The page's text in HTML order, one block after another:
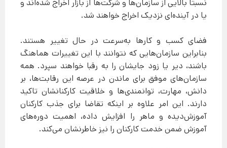
نسبتا بالایی از سازمان‌ها و شرکت‌ها از بازار اخراج شده‌اند و
یا در آینده‌ای نزدیک اخراج خواهند شد.
فضای کسب و کارها به‌سرعت در حال تغییر هستند.
بنابراین سازمان‌هایی که نتوانند با این تغییرات هماهنگ
باشند، دیر یا زود جایشان را به رقبا خواهند سپرد. همه
سازمان‌های موفق برای ماندن در عرصه این رقابت‌ها، بر
دانش، مهارت، توانمندی‌ها و خلاقیت کارکنانشان تاکید
دارند. این امر علاوه بر اینکه تقاضا برای جذب کارکنان
آموزش‌دیده و ماهر را افزایش داده، اهمیت دوره‌های
آموزش ضمن خدمت کارکنان را نیز خاطرنشان می‌کند.